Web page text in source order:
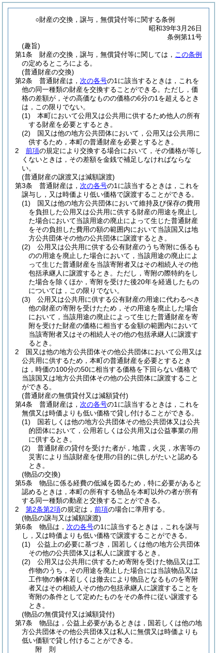
○財産の交換，譲与，無償貸付等に関する条例
昭和39年3月26日
条例第11号
(趣旨)
第1条
財産の交換，譲与，無償貸付等に関しては， この条例
の定めるところによる。
(普通財産の交換)
第2条
普通財産は， 次の各号の1に該当するときは，これを
他の同一種類の財産を交換することができる。 ただし，価
格の差額が，その高価なものの価格の6分の1を超えるとき
は，この限りでない。
(1)
本町において公用又は公共用に供するため他人の所有
する財産を必要とするとき。
(2)
国又は他の地方公共団体において，公用又は公共用に
供するため，本町の普通財産を必要とするとき。
2
前項の規定により交換する場合において，その価格が等し
くないときは，その差額を金銭で補足しなければならな
い。
(普通財産の譲渡又は減額譲渡)
第3条
普通財産は， 次の各号の1に該当するときは，これを
譲与し，又は時価より低い価格で譲渡することができる。
(1)
国又は他の地方公共団体において維持及び保存の費用
を負担した公用又は公共用に供する財産の用途を廃止し
た場合において当該用途の廃止によって生じた普通財産
をその負担した費用の額の範囲内において当該国又は地
方公共団体その他の公共団体に譲渡するとき。
(2)
公用又は公共用に供する公有財産のうち寄附に係るも
のの用途を廃止した場合において，当該用途の廃止によ
って生じた普通財産を当該寄附者又はその相続人その他
包括承継人に譲渡するとき。 ただし，寄附の際特約をし
た場合を除くほか，寄附を受けた後20年を経過したもの
については，この限りでない。
(3)
公用又は公共用に供する公有財産の用途に代わるべき
他の財産の寄附を受けたため，その用途を廃止した場合
において，当該用途の廃止によって生じた普通財産を寄
附を受けた財産の価格に相当する金額の範囲内において
当該寄附者又はその相続人その他の包括承継人に譲渡す
るとき。
2
国又は他の地方公共団体その他公共団体において公用又は
公共用に供するため，本町の普通財産を必要とするとき
は，時価の100分の50に相当する価格を下回らない価格で
当該国又は地方公共団体その他の公共団体に譲渡すること
ができる。
(普通財産の無償貸付又は減額貸付)
第4条
普通財産は， 次の各号の1に該当するときは，これを
無償又は時価よりも低い価格で貸し付けることができる。
(1)
国若しくは他の地方公共団体その他公共団体又は公共
的団体において，公用若しくは公共用又は公益事業の用
に供するとき。
(2)
普通財産の貸付を受けた者が，地震，火災，水害等の
災害により当該財産を使用の目的に供しがたいと認める
とき。
(物品の交換)
第5条
物品に係る経費の低減を図るため，特に必要があると
認めるときは，本町の所有する物品を本町以外の者が所有
する同一種類の動産と交換することができる。
2
第2条第2項の規定は， 前項の場合に準用する。
(物品の譲与又は減額譲渡)
第6条
物品は， 次の各号の1に該当するときは，これを譲与
し，又は時価よりも低い価格で譲渡することができる。
(1)
公益上の必要に基づき，国若しくは他の地方公共団体
その他の公共団体又は私人に譲渡するとき。
(2)
公用又は公共用に供するため寄附を受けた物品又は工
作物のうち，その用途を廃止した場合には当該物品又は
工作物の解体若しくは撤去により物品となるものを寄附
者又はその相続人その他の包括承継人に譲渡することを
寄附の条件として定めたものをその条件に従い譲渡する
とき。
(物品の無償貸付又は減額貸付)
第7条
物品は，公益上必要があるときは，国若しくは他の地
方公共団体その他公共団体又は私人に無償又は時価よりも
低い価額で貸し付けることができる。
附 則